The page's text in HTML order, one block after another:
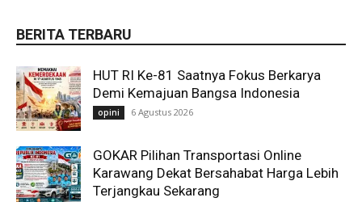
BERITA TERBARU
HUT RI Ke-81 Saatnya Fokus Berkarya
Demi Kemajuan Bangsa Indonesia
opini 6 Agustus 2026
GOKAR Pilihan Transportasi Online
Karawang Dekat Bersahabat Harga Lebih
Terjangkau Sekarang